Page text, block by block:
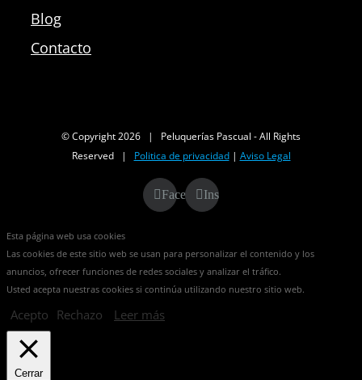
Blog
Contacto
© Copyright2026 | Peluquerías Pascual - All Rights
Reserved | Politica de privacidad| Aviso Legal
FacebookInstagram
Esta página web usa cookies
Las cookies de este sitio web se usan para personalizar el contenido y los
anuncios, ofrecer funciones de redes sociales y analizar el tráfico.
Usted acepta nuestras cookies si continúa utilizando nuestro sitio web.
Acepto Rechazo Leer más
Cerrar